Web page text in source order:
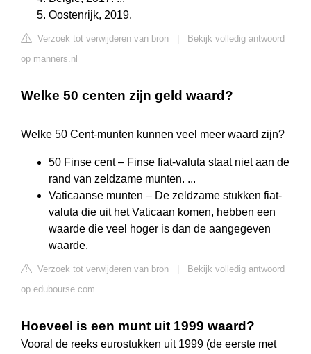
Oostenrijk, 2019.
Verzoek tot verwijderen van bron
Bekijk volledig antwoord
op manners.nl
Welke 50 centen zijn geld waard?
Welke 50 Cent-munten kunnen veel meer waard zijn?
50 Finse cent – Finse fiat-valuta staat niet aan de
rand van zeldzame munten. ...
Vaticaanse munten – De zeldzame stukken fiat-
valuta die uit het Vaticaan komen, hebben een
waarde die veel hoger is dan de aangegeven
waarde.
Verzoek tot verwijderen van bron
Bekijk volledig antwoord
op edubourse.com
Hoeveel is een munt uit 1999 waard?
Vooral de reeks eurostukken uit 1999 (de eerste met